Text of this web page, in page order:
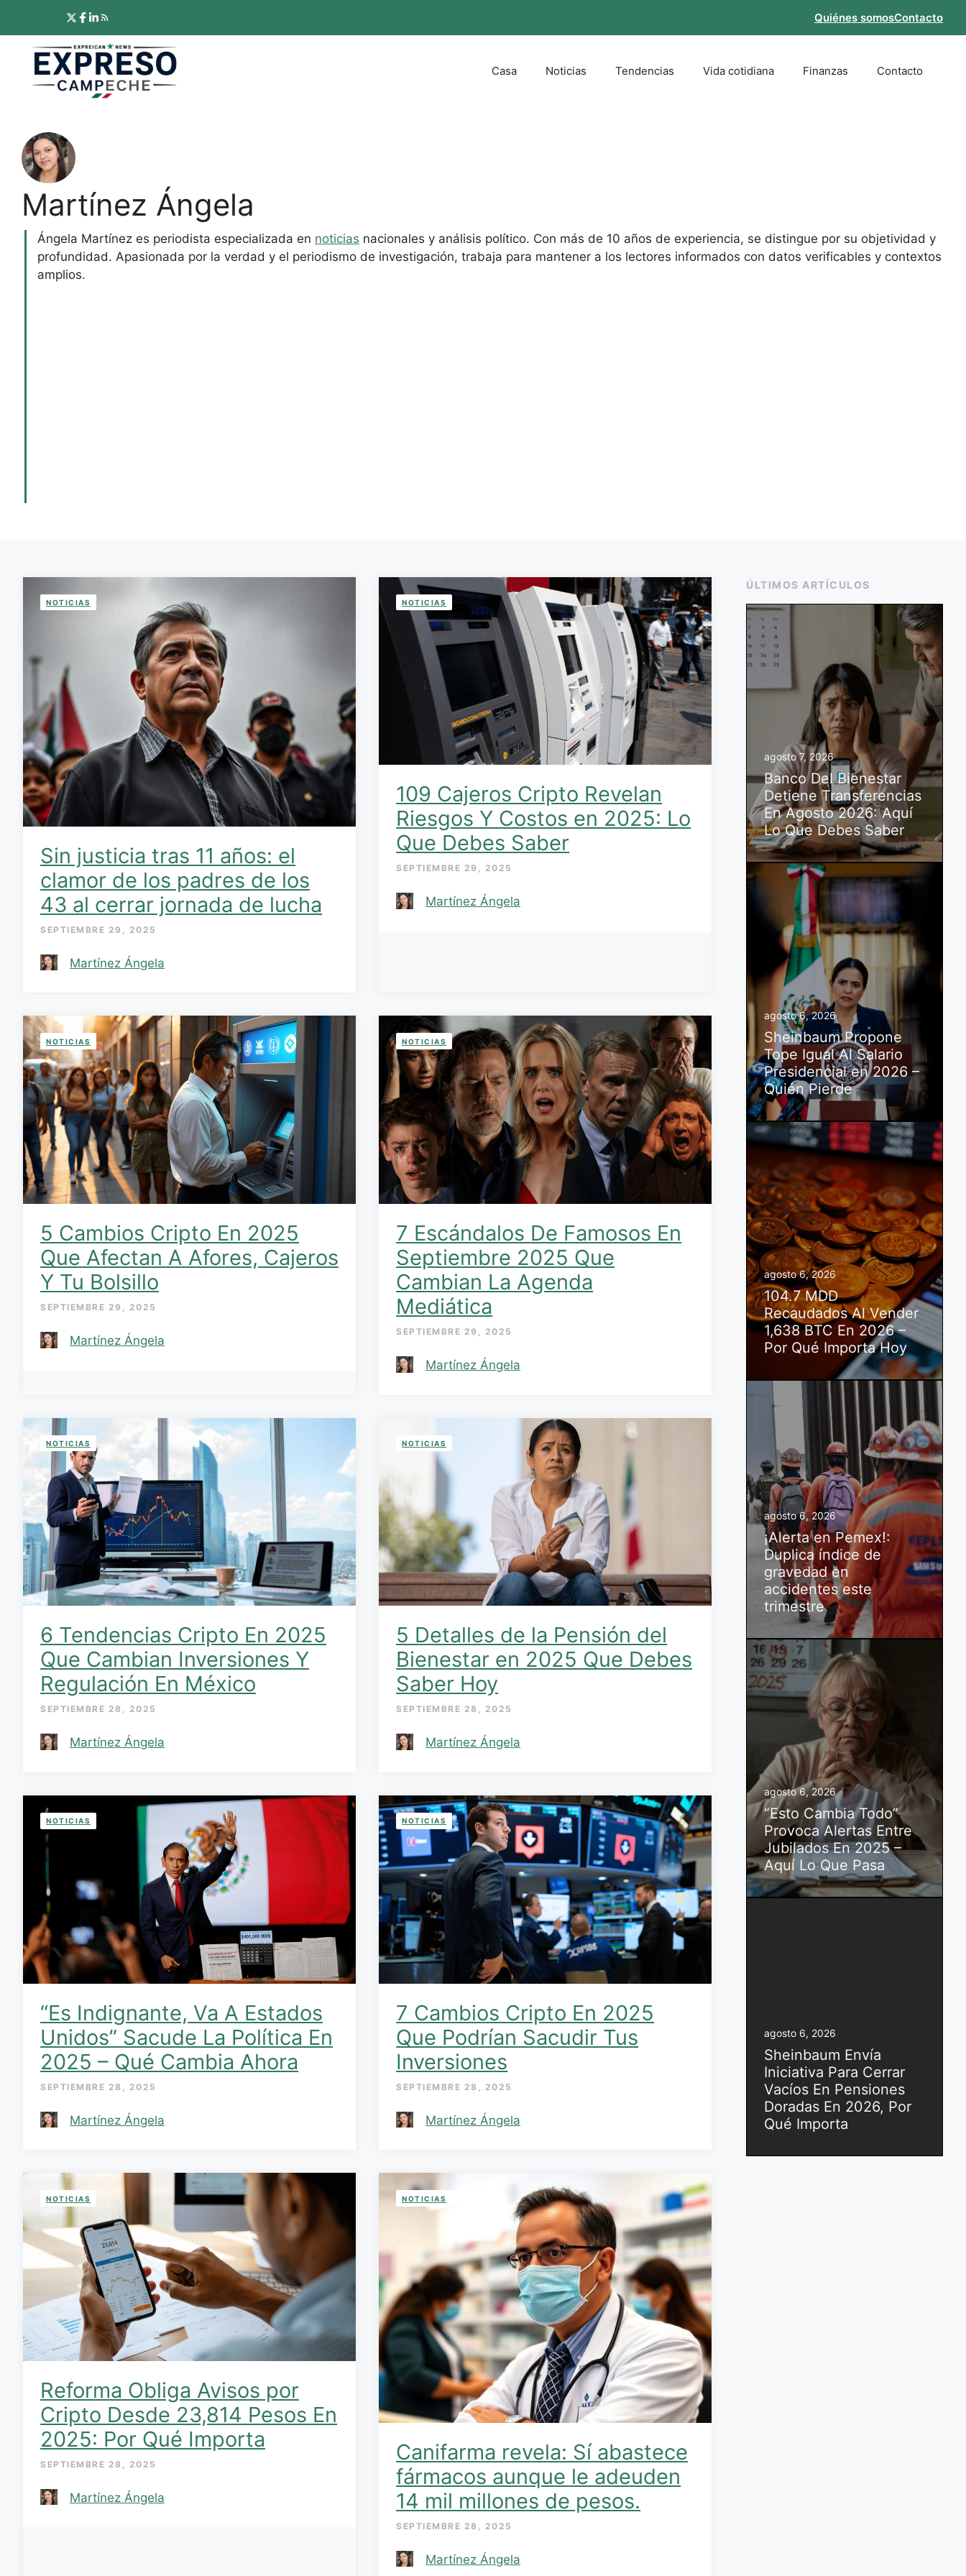
contenido
Quiénes somosContacto
Casa Noticias Tendencias Vida cotidiana Finanzas Contacto
Martínez Ángela
Ángela Martínez es periodista especializada en noticias nacionales y análisis político. Con más de 10 años de experiencia, se distingue por su objetividad y
profundidad. Apasionada por la verdad y el periodismo de investigación, trabaja para mantener a los lectores informados con datos verificables y contextos
amplios.
NOTICIAS
Sin justicia tras 11 años: el
clamor de los padres de los
43 al cerrar jornada de lucha
SEPTIEMBRE 29, 2025
Martínez Ángela
NOTICIAS
109 Cajeros Cripto Revelan
Riesgos Y Costos en 2025: Lo
Que Debes Saber
SEPTIEMBRE 29, 2025
Martínez Ángela
NOTICIAS
5 Cambios Cripto En 2025
Que Afectan A Afores, Cajeros
Y Tu Bolsillo
SEPTIEMBRE 29, 2025
Martínez Ángela
NOTICIAS
7 Escándalos De Famosos En
Septiembre 2025 Que
Cambian La Agenda
Mediática
SEPTIEMBRE 29, 2025
Martínez Ángela
NOTICIAS
6 Tendencias Cripto En 2025
Que Cambian Inversiones Y
Regulación En México
SEPTIEMBRE 28, 2025
Martínez Ángela
NOTICIAS
5 Detalles de la Pensión del
Bienestar en 2025 Que Debes
Saber Hoy
SEPTIEMBRE 28, 2025
Martínez Ángela
NOTICIAS
“Es Indignante, Va A Estados
Unidos” Sacude La Política En
2025 – Qué Cambia Ahora
SEPTIEMBRE 28, 2025
Martínez Ángela
NOTICIAS
7 Cambios Cripto En 2025
Que Podrían Sacudir Tus
Inversiones
SEPTIEMBRE 28, 2025
Martínez Ángela
NOTICIAS
Reforma Obliga Avisos por
Cripto Desde 23,814 Pesos En
2025: Por Qué Importa
SEPTIEMBRE 28, 2025
Martínez Ángela
NOTICIAS
Canifarma revela: Sí abastece
fármacos aunque le adeuden
14 mil millones de pesos.
SEPTIEMBRE 28, 2025
Martínez Ángela
ÚLTIMOS ARTÍCULOS
agosto 7, 2026
Banco Del Bienestar
Detiene Transferencias
En Agosto 2026: Aquí
Lo Que Debes Saber
agosto 6, 2026
Sheinbaum Propone
Tope Igual Al Salario
Presidencial en 2026 –
Quién Pierde
agosto 6, 2026
104.7 MDD
Recaudados Al Vender
1,638 BTC En 2026 –
Por Qué Importa Hoy
agosto 6, 2026
¡Alerta en Pemex!:
Duplica índice de
gravedad en
accidentes este
trimestre
agosto 6, 2026
“Esto Cambia Todo”
Provoca Alertas Entre
Jubilados En 2025 –
Aquí Lo Que Pasa
agosto 6, 2026
Sheinbaum Envía
Iniciativa Para Cerrar
Vacíos En Pensiones
Doradas En 2026, Por
Qué Importa